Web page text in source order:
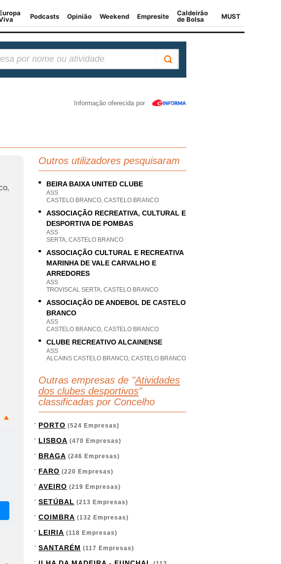
Informação oferecida por
,
Outros utilizadores pesquisaram
BEIRA BAIXA UNITED CLUBE
ASS
CASTELO BRANCO, CASTELO BRANCO
ASSOCIAÇÃO RECREATIVA, CULTURAL E
DESPORTIVA DE POMBAS
ASS
SERTA, CASTELO BRANCO
ASSOCIAÇÃO CULTURAL E RECREATIVA
MARINHA DE VALE CARVALHO E
ARREDORES
ASS
TROVISCAL SERTA, CASTELO BRANCO
ASSOCIAÇÃO DE ANDEBOL DE CASTELO
BRANCO
ASS
CASTELO BRANCO, CASTELO BRANCO
CLUBE RECREATIVO ALCAINENSE
ASS
ALCAINS CASTELO BRANCO, CASTELO BRANCO
Outras empresas de "Atividades
dos clubes desportivos"
classificadas por Concelho
PORTO (524 Empresas)
LISBOA (470 Empresas)
BRAGA (246 Empresas)
FARO (220 Empresas)
AVEIRO (219 Empresas)
SETÚBAL (213 Empresas)
COIMBRA (132 Empresas)
LEIRIA (118 Empresas)
SANTARÉM (117 Empresas)